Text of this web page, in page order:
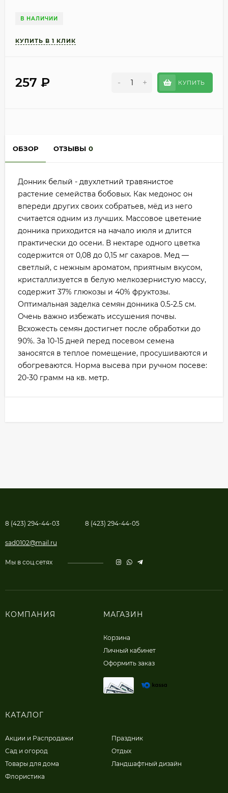
В НАЛИЧИИ
257 ₽ - + КУПИТЬ
ОБЗОР ОТЗЫВЫ 0
Донник белый - двухлетний травянистое
растение семейства бобовых. Как медонос он
впереди других своих собратьев, мёд из него
считается одним из лучших. Массовое цветение
донника приходится на начало июля и длится
практически до осени. В нектаре одного цветка
содержится от 0,08 до 0,15 мг сахаров. Мед —
светлый, с нежным ароматом, приятным вкусом,
кристаллизуется в белую мелкозернистую массу,
содержит 37% глюкозы и 40% фруктозы.
Оптимальная заделка семян донника 0.5-2.5 см.
Очень важно избежать иссушения почвы.
Всхожесть семян достигнет после обработки до
90%. За 10-15 дней перед посевом семена
заносятся в теплое помещение, просушиваются и
обогреваются. Норма высева при ручном посеве:
20-30 грамм на кв. метр.
8 (423) 294-44-03 8 (423) 294-44-05
sad0102@mail.ru
Мы в соц.сетях
КОМПАНИЯ МАГАЗИН
Корзина
Личный кабинет
Оформить заказ
КАТАЛОГ
Акции и Распродажи
Сад и огород
Товары для дома
Флористика
Праздник
Отдых
Ландшафтный дизайн